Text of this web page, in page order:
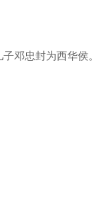
邓忠封为西华侯。